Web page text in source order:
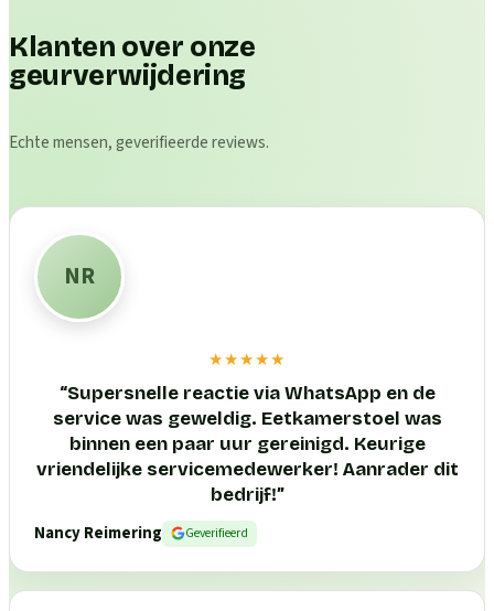
Klanten over onze
geurverwijdering
Echte mensen, geverifieerde reviews.
NR
★★★★★
“Supersnelle reactie via WhatsApp en de
service was geweldig. Eetkamerstoel was
binnen een paar uur gereinigd. Keurige
vriendelijke servicemedewerker! Aanrader dit
bedrijf!”
Nancy Reimering
Geverifieerd